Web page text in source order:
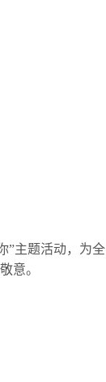
”主题活动，为全
意。